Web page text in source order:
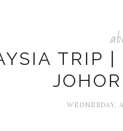
TRIP
WEDNESDAY,